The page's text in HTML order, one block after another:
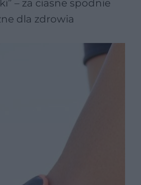
– za ciasne spodnie
dla zdrowia